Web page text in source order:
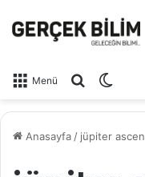
Menü Arama
Anasayfa / jüpiter